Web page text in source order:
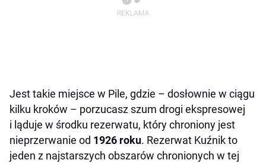
Jest takie miejsce w Pile, gdzie – dosłownie w ciągu
kilku kroków – porzucasz szum drogi ekspresowej
i ląduje w środku rezerwatu, który chroniony jest
nieprzerwanie od 1926 roku. Rezerwat Kuźnik to
jeden z najstarszych obszarów chronionych w tej